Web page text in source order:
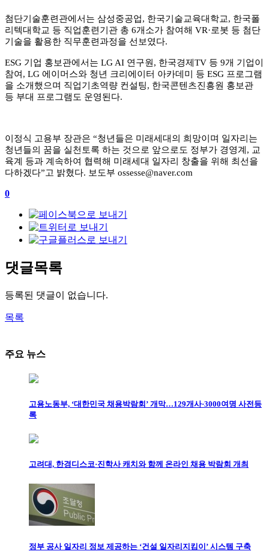
첨단기술훈련관에서는 삼성중공업, 한국기술교육대학교, 한국폴
리텍대학교 등 직업훈련기관 총 6개소가 참여해 VR·로봇 등 첨단
기술을 활용한 직무훈련과정을 선보였다.
ESG 기업 홍보관에서는 LG AI 연구원, 한국경제TV 등 9개 기업이
참여, LG 에이머스와 청년 크리에이터 아카데미 등 ESG 프로그램
을 소개했으며 직업기초역량 컨설팅, 한국콘텐츠진흥원 홍보관
등 부대 프로그램도 운영된다.
이정식 고용부 장관은 “청년들은 미래세대의 희망이며 일자리는
청년들의 꿈을 실천토록 하는 것으로 앞으로도 정부가 경영계, 교
육계 등과 계속하여 협력해 미래세대 일자리 창출을 위해 최선을
다하겠다”고 밝혔다. 보도부 ossesse@naver.com
0
댓글목록
등록된 댓글이 없습니다.
목록
주요 뉴스
고용노동부, ‘대한민국 채용박람회’ 개막…129개사·3000여명 사전등
록
고려대, 한경디스코·진학사 캐치와 함께 온라인 채용 박람회 개최
정부 공사 일자리 정보 제공하는 ‘건설 일자리지킴이’ 시스템 구축